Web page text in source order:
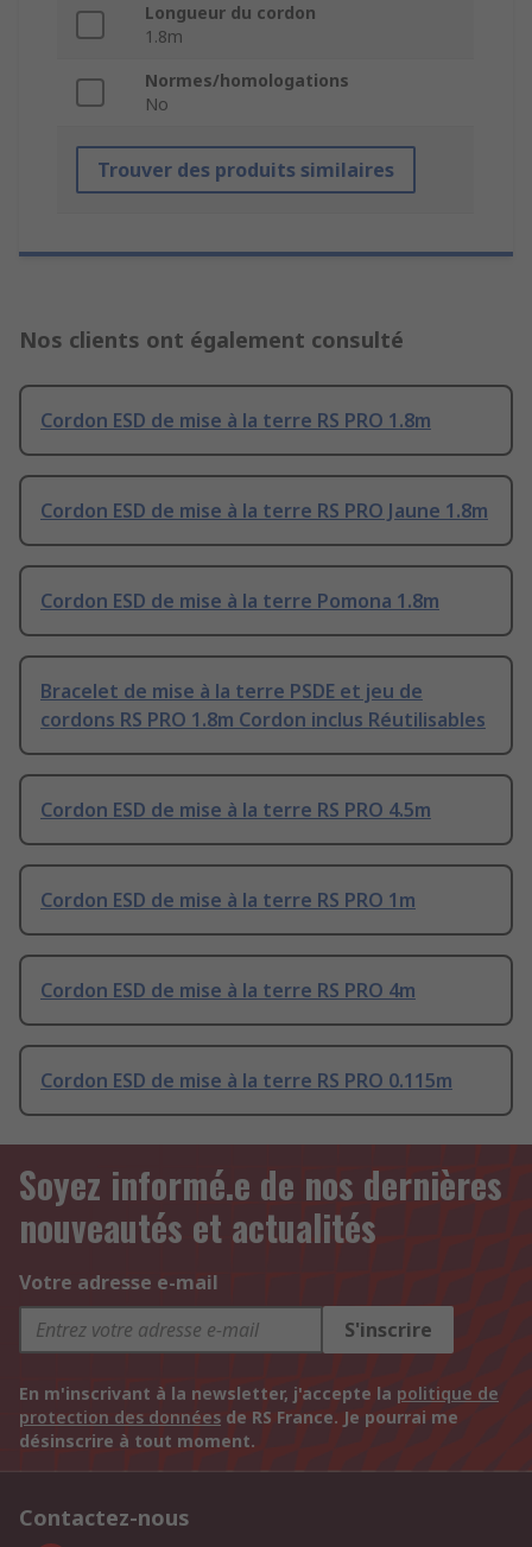
Longueur du cordon
1.8m
Normes/homologations
No
Trouver des produits similaires
Nos clients ont également consulté
Cordon ESD de mise à la terre RS PRO 1.8m
Cordon ESD de mise à la terre RS PRO Jaune 1.8m
Cordon ESD de mise à la terre Pomona 1.8m
Bracelet de mise à la terre PSDE et jeu de
cordons RS PRO 1.8m Cordon inclus Réutilisables
Cordon ESD de mise à la terre RS PRO 4.5m
Cordon ESD de mise à la terre RS PRO 1m
Cordon ESD de mise à la terre RS PRO 4m
Cordon ESD de mise à la terre RS PRO 0.115m
Soyez informé.e de nos dernières
nouveautés et actualités
Votre adresse e-mail
S'inscrire
En m'inscrivant à la newsletter, j'accepte la politique de
protection des données de RS France. Je pourrai me
désinscrire à tout moment.
Contactez-nous